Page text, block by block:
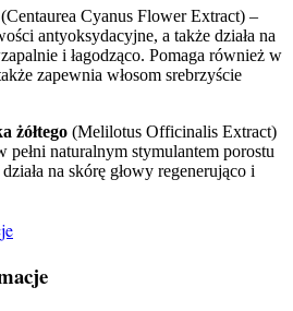
(Centaurea Cyanus Flower Extract) –
antyoksydacyjne, a także działa na
i łagodząco. Pomaga również w
zapewnia włosom srebrzyście
żółtego (Melilotus Officinalis Extract)
pełni naturalnym stymulantem porostu
na skórę głowy regenerująco i